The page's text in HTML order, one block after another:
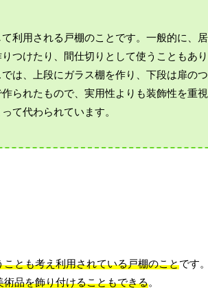
利用される戸棚のことです。一般的に、
つけたり、間仕切りとして使うこともあ
は、上段にガラス棚を作り、下段は扉の
られたもので、実用性よりも装飾性を重
て代わられています。
とも考え利用されている戸棚のことです。
品を飾り付けることもできる。